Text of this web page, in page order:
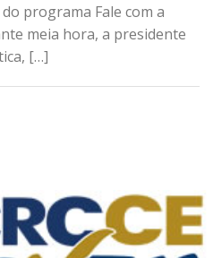
programa Fale com a
meia hora, a presidente
[…]